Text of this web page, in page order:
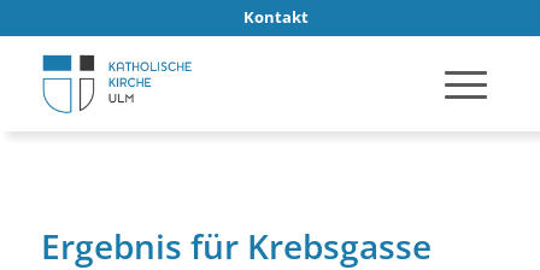
Kontakt
Ergebnis für Krebsgasse